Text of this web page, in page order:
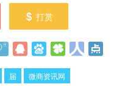
打赏
届 微商资讯网